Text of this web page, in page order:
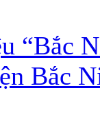
“Bắc
Bắc